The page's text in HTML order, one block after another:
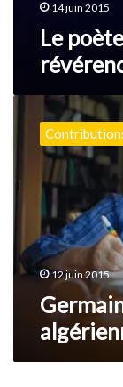
14 juin 2015
Le
Germaine
Tillion
vies
12 juin 2015